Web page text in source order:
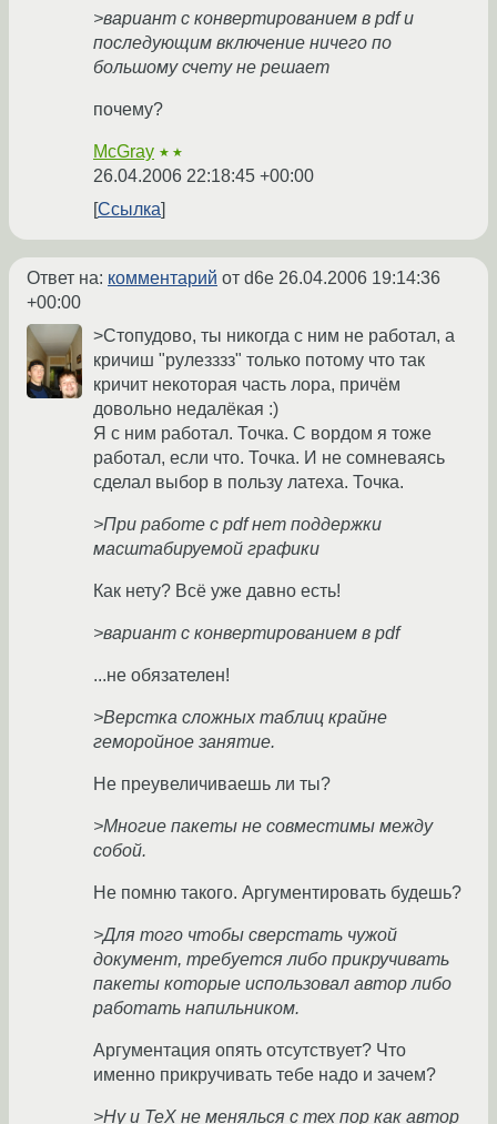
>вариант с конвертированием в pdf и
последующим включение ничего по
большому счету не решает
почему?
McGray ★★
26.04.2006 22:18:45 +00:00
Ссылка
Ответ на: комментарий от d6e 26.04.2006 19:14:36
+00:00
>Стопудово, ты никогда с ним не работал, а
кричиш "рулезззз" только потому что так
кричит некоторая часть лора, причём
довольно недалёкая :)
Я с ним работал. Точка. С вордом я тоже
работал, если что. Точка. И не сомневаясь
сделал выбор в пользу латеха. Точка.
>При работе с pdf нет поддержки
масштабируемой графики
Как нету? Всё уже давно есть!
>вариант с конвертированием в pdf
...не обязателен!
>Верстка сложных таблиц крайне
геморойное занятие.
Не преувеличиваешь ли ты?
>Многие пакеты не совместимы между
собой.
Не помню такого. Аргументировать будешь?
>Для того чтобы сверстать чужой
документ, требуется либо прикручивать
пакеты которые использовал автор либо
работать напильником.
Аргументация опять отсутствует? Что
именно прикручивать тебе надо и зачем?
>Ну и TeX не менялься с тех пор как автор